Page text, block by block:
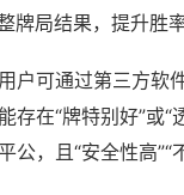
牌局结果，提升胜率
户可通过第三方软
存在“牌特别好”或
，且“安全性高”“